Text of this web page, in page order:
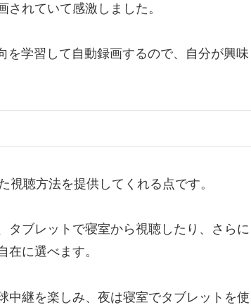
れていて感激しました。
を学習して自動録画するので、自分が興味
聴方法を提供してくれる点です。
タブレットで寝室から視聴したり、さらに
に選べます。
中継を楽しみ、夜は寝室でタブレットを使